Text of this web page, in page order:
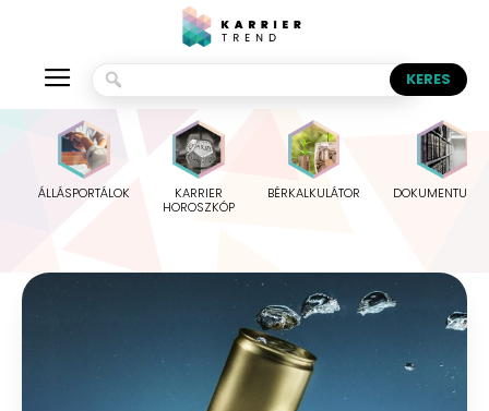
ÁLLÁSPORTÁLOK
KARRIER
HOROSZKÓP
BÉRKALKULÁTOR